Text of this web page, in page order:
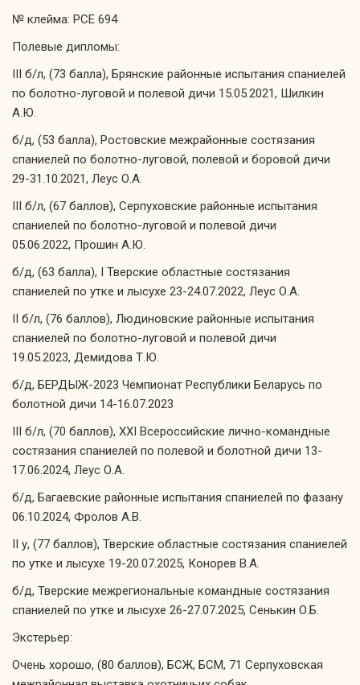
№ клейма: РСЕ 694
Полевые дипломы:
III б/л, (73 балла), Брянские районные испытания спаниелей
по болотно-луговой и полевой дичи 15.05.2021, Шилкин
А.Ю.
б/д, (53 балла), Ростовские межрайонные состязания
спаниелей по болотно-луговой, полевой и боровой дичи
29-31.10.2021, Леус О.А.
III б/л, (67 баллов), Серпуховские районные испытания
спаниелей по болотно-луговой и полевой дичи
05.06.2022, Прошин А.Ю.
б/д, (63 балла), I Тверские областные состязания
спаниелей по утке и лысухе 23-24.07.2022, Леус О.А.
II б/л, (76 баллов), Людиновские районные испытания
спаниелей по болотно-луговой и полевой дичи
19.05.2023, Демидова Т.Ю.
б/д, БЕРДЫЖ-2023 Чемпионат Республики Беларусь по
болотной дичи 14-16.07.2023
III б/л, (70 баллов), XXI Всероссийские лично-командные
состязания спаниелей по полевой и болотной дичи 13-
17.06.2024, Леус О.А.
б/д, Багаевские районные испытания спаниелей по фазану
06.10.2024, Фролов А.В.
II у, (77 баллов), Тверские областные состязания спаниелей
по утке и лысухе 19-20.07.2025, Конорев В.А.
б/д, Тверские межрегиональные командные состязания
спаниелей по утке и лысухе 26-27.07.2025, Сенькин О.Б.
Экстерьер:
Очень хорошо, (80 баллов), БСЖ, БСМ, 71 Серпуховская